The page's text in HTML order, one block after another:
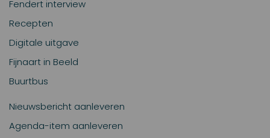
Fendert interview
Recepten
Digitale uitgave
Fijnaart in Beeld
Buurtbus
Nieuwsbericht aanleveren
Agenda-item aanleveren